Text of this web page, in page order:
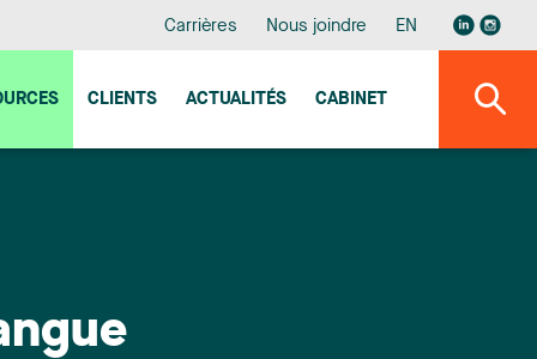
Carrières Nous joindre EN
CLIENTS ACTUALITÉS CABINET